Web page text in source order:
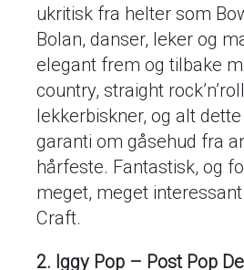
ukritisk fra helter som
Bolan, danser, leker og
elegant frem og tilbake
country, straight
lekkerbiskner, og alt
garanti om gåsehud fra
hårfeste. Fantastisk, og
meget, meget
Craft.
2. Iggy Pop – Post Pop